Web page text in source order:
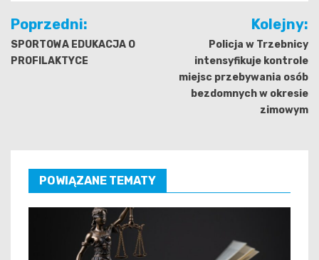
Nawigacja
wpisu
Poprzedni:
SPORTOWA EDUKACJA O
PROFILAKTYCE
Kolejny:
Policja w Trzebnicy
intensyfikuje kontrole
miejsc przebywania osób
bezdomnych w okresie
zimowym
POWIĄZANE TEMATY